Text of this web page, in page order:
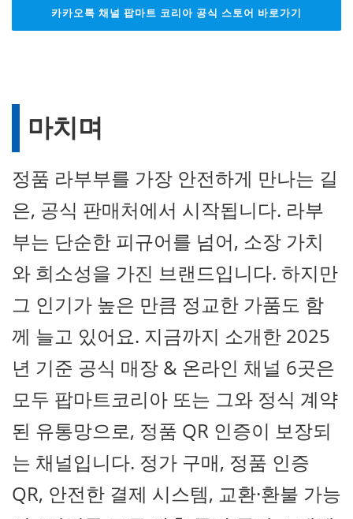
카카오톡 채널 팝마트 코리아 공식 스토어 바로가기
마치며
정품 라부부를 가장 안전하게 만나는 길
은, 공식 판매처에서 시작됩니다. 라부
부는 단순한 피규어를 넘어, 소장 가치
와 희소성을 가진 브랜드입니다. 하지만
그 인기가 높은 만큼 정교한 가품도 함
께 늘고 있어요. 지금까지 소개한 2025
년 기준 공식 매장 & 온라인 채널 6곳은
모두 팝마트코리아 또는 그와 정식 계약
된 유통망으로, 정품 QR 인증이 보장되
는 채널입니다. 정가 구매, 정품 인증
QR, 안전한 결제 시스템, 교환·환불 가능